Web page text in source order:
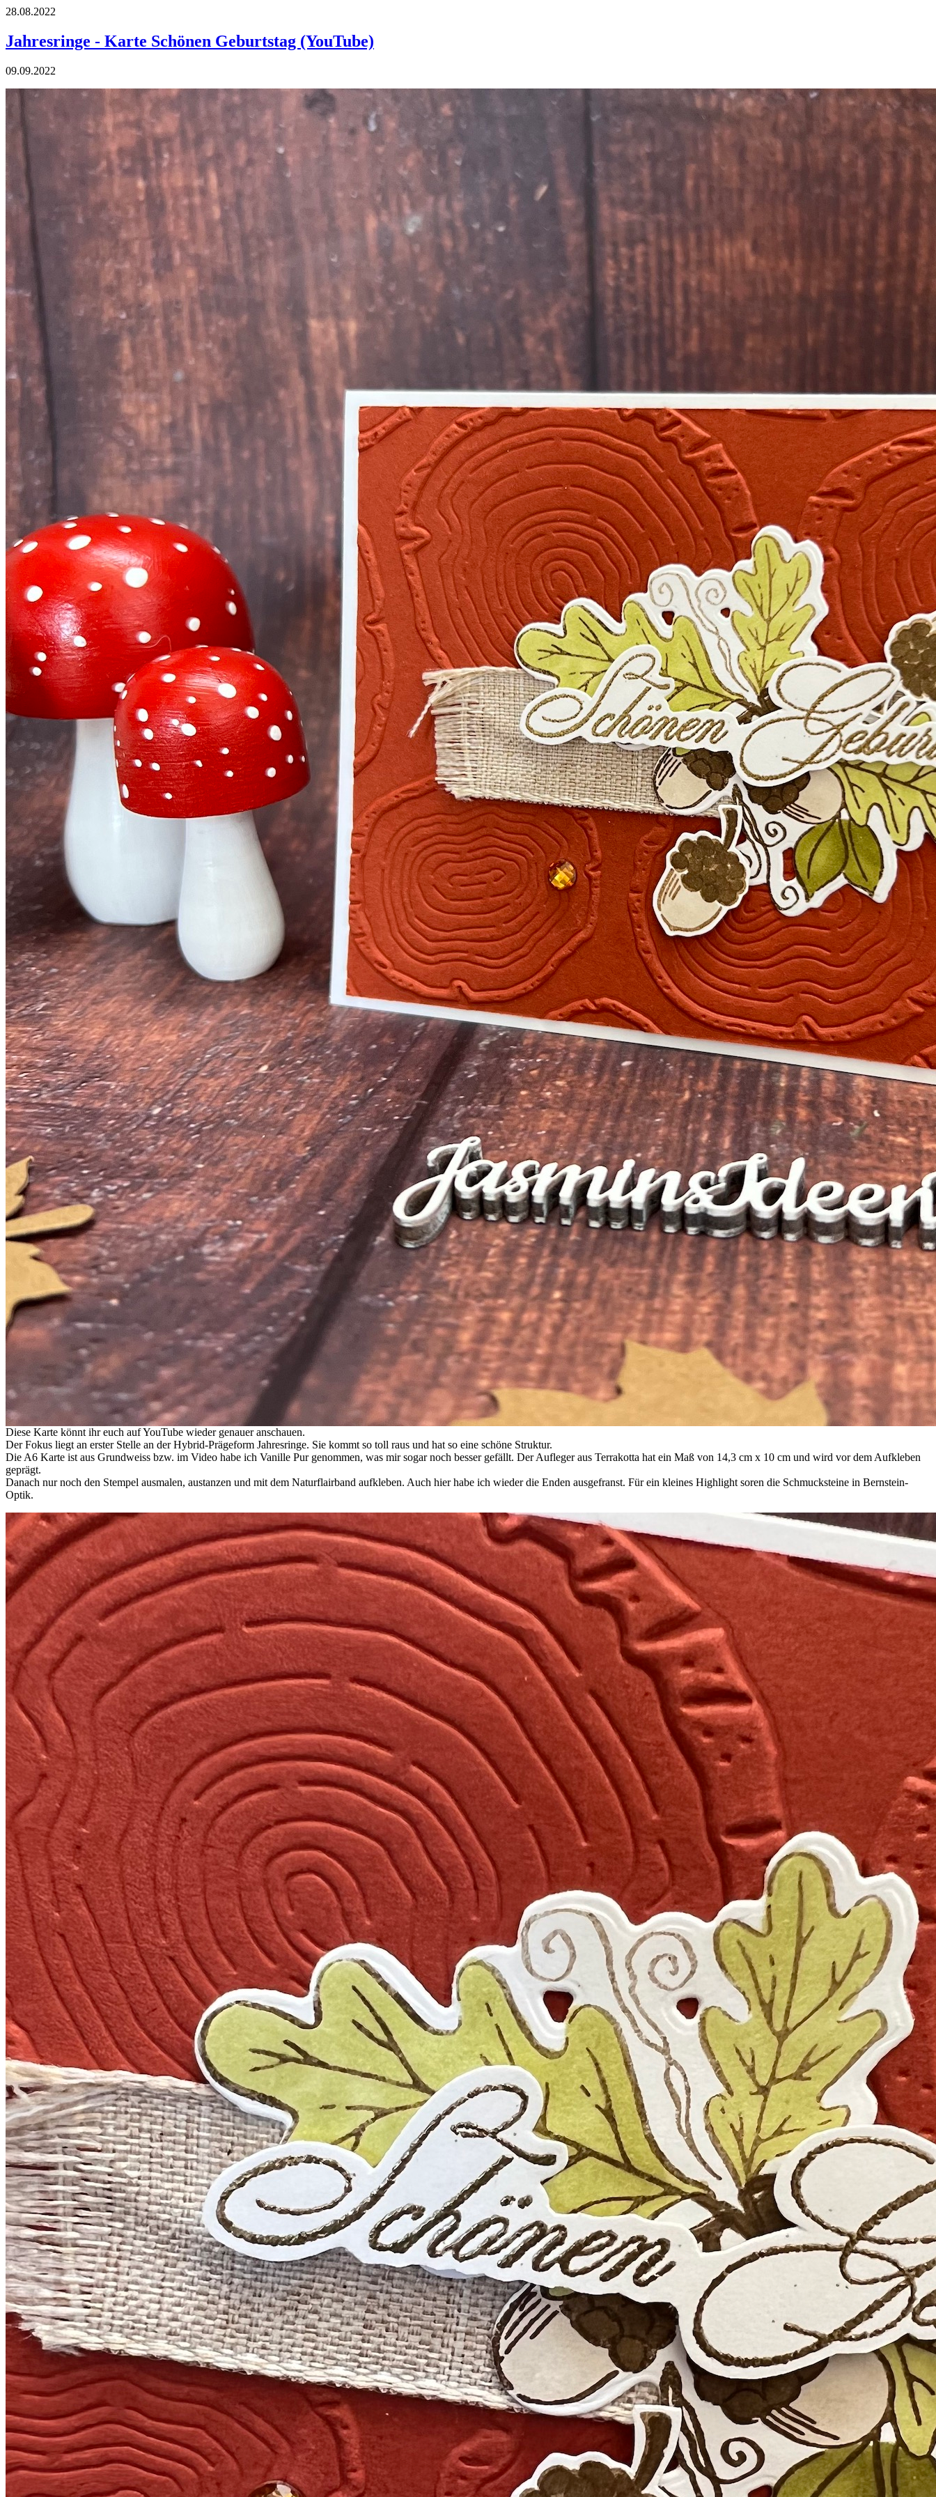
28.08.2022
Jahresringe - Karte Schönen Geburtstag (YouTube)
09.09.2022
Diese Karte könnt ihr euch auf YouTube wieder genauer anschauen.
Der Fokus liegt an erster Stelle an der Hybrid-Prägeform Jahresringe. Sie kommt so toll raus und hat so eine schöne Struktur.
Die A6 Karte ist aus Grundweiss bzw. im Video habe ich Vanille Pur genommen, was mir sogar noch besser gefällt. Der Aufleger aus Terrakotta hat ein Maß von 14,3 cm x 10 cm und wird vor dem Aufkleben
geprägt.
Danach nur noch den Stempel ausmalen, austanzen und mit dem Naturflairband aufkleben. Auch hier habe ich wieder die Enden ausgefranst. Für ein kleines Highlight soren die Schmucksteine in Bernstein-
Optik.